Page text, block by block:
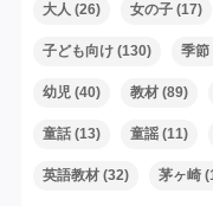
大人 (26) 女の子(17)
子ども向け(130) 季節
幼児(40) 教材(89)
童話(13) 童謡(11)
英語教材(32) 茅ヶ崎